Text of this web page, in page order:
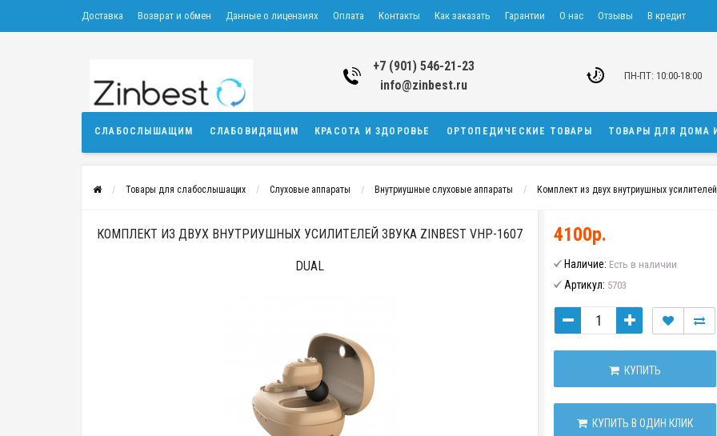
Доставка Возврат и обмен Данные о лицензиях Оплата Контакты Как заказать Гарантии О нас Отзывы В кредит
+7 (901) 546-21-23
info@zinbest.ru
ПН-ПТ: 10:00-18:00
СЛАБОСЛЫШАЩИМ СЛАБОВИДЯЩИМ КРАСОТА И ЗДОРОВЬЕ ОРТОПЕДИЧЕСКИЕ ТОВАРЫ ТОВАРЫ ДЛЯ ДОМА
Товары для слабослышащих Слуховые аппараты Внутриушные слуховые аппараты Комплект из двух внутриушных
КОМПЛЕКТ ИЗ ДВУХ ВНУТРИУШНЫХ УСИЛИТЕЛЕЙ ЗВУКА ZINBEST VHP-1607
DUAL
4100р.
Наличие: Есть в наличии
Артикул: 5703
КУПИТЬ
КУПИТЬ В ОДИН КЛИК